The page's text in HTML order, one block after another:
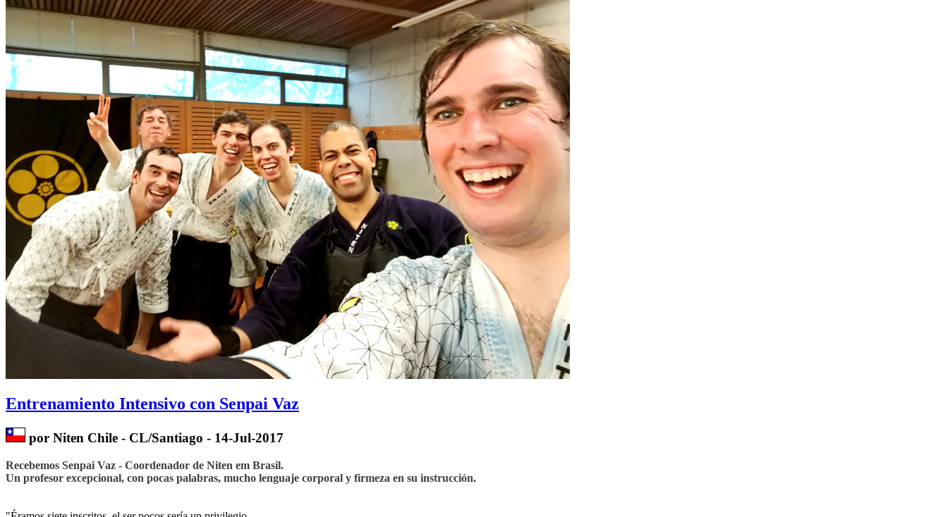
Entrenamiento Intensivo con Senpai Vaz
por Niten Chile - CL/Santiago - 14-Jul-2017
Recebemos Senpai Vaz - Coordenador de Niten em Brasil.
Un profesor excepcional, con pocas palabras, mucho lenguaje corporal y firmeza en su instrucción.